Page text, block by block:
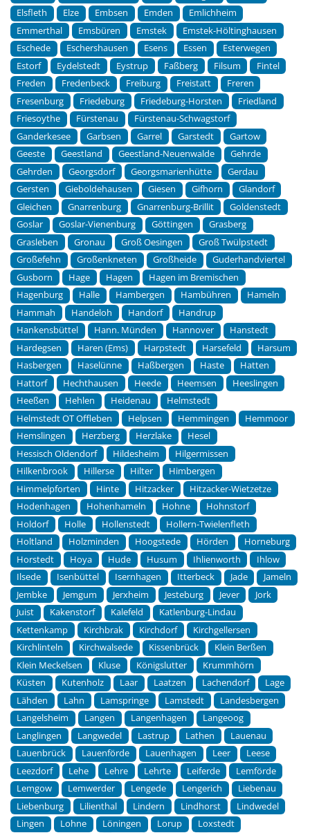
Elsfleth
Elze Embsen Emden
Emlichheim
Emmerthal
Emsbüren Emstek
Emstek-Höltinghausen
Eschede
Eschershausen Esens Essen
Esterwegen
Estorf
Eydelstedt Eystrup Faßberg Filsum
Fintel
Freden
Fredenbeck Freiburg Freistatt
Freren
Fresenburg
Friedeburg Friedeburg-Horsten
Friedland
Friesoythe
Fürstenau
Fürstenau-Schwagstorf
Ganderkesee
Garbsen Garrel Garstedt
Gartow
Geeste
Geestland Geestland-Neuenwalde
Gehrde
Gehrden
Georgsdorf Georgsmarienhütte
Gerdau
Gersten
Gieboldehausen Giesen Gifhorn
Glandorf
Gleichen
Gnarrenburg Gnarrenburg-Brillit
Goldenstedt
Goslar
Goslar-Vienenburg Göttingen
Grasberg
Grasleben
Gronau Groß Oesingen
Groß Twülpstedt
Großefehn
Großenkneten Großheide
Guderhandviertel
Gusborn
Hage Hagen
Hagen im Bremischen
Hagenburg
Halle Hambergen Hambühren
Hameln
Hammah
Handeloh Handorf
Handrup
Hankensbüttel
Hann. Münden Hannover
Hanstedt
Hardegsen
Haren (Ems) Harpstedt Harsefeld
Harsum
Hasbergen
Haselünne Haßbergen Haste
Hatten
Hattorf
Hechthausen Heede Heemsen
Heeslingen
Heeßen
Hehlen Heidenau
Helmstedt
Helmstedt OT Offleben
Helpsen Hemmingen
Hemmoor
Hemslingen
Herzberg Herzlake
Hesel
Hessisch Oldendorf
Hildesheim
Hilgermissen
Hilkenbrook
Hillerse Hilter
Himbergen
Himmelpforten
Hinte Hitzacker
Hitzacker-Wietzetze
Hodenhagen
Hohenhameln Hohne
Hohnstorf
Holdorf
Holle Hollenstedt
Hollern-Twielenfleth
Holtland
Holzminden Hoogstede Hörden
Horneburg
Horstedt
Hoya Hude Husum Ihlienworth
Ihlow
Ilsede
Isenbüttel Isernhagen Itterbeck Jade
Jameln
Jembke
Jemgum Jerxheim Jesteburg Jever
Jork
Juist
Kakenstorf Kalefeld
Katlenburg-Lindau
Kettenkamp
Kirchbrak Kirchdorf
Kirchgellersen
Kirchlinteln
Kirchwalsede Kissenbrück
Klein Berßen
Klein Meckelsen
Kluse Königslutter
Krummhörn
Küsten
Kutenholz Laar Laatzen Lachendorf
Lage
Lähden
Lahn Lamspringe Lamstedt
Landesbergen
Langelsheim
Langen Langenhagen
Langeoog
Langlingen
Langwedel Lastrup Lathen
Lauenau
Lauenbrück
Lauenförde Lauenhagen Leer
Leese
Leezdorf
Lehe Lehre Lehrte Leiferde
Lemförde
Lemgow
Lemwerder Lengede Lengerich
Liebenau
Liebenburg
Lilienthal Lindern Lindhorst
Lindwedel
Lingen
Lohne Löningen Lorup
Loxstedt